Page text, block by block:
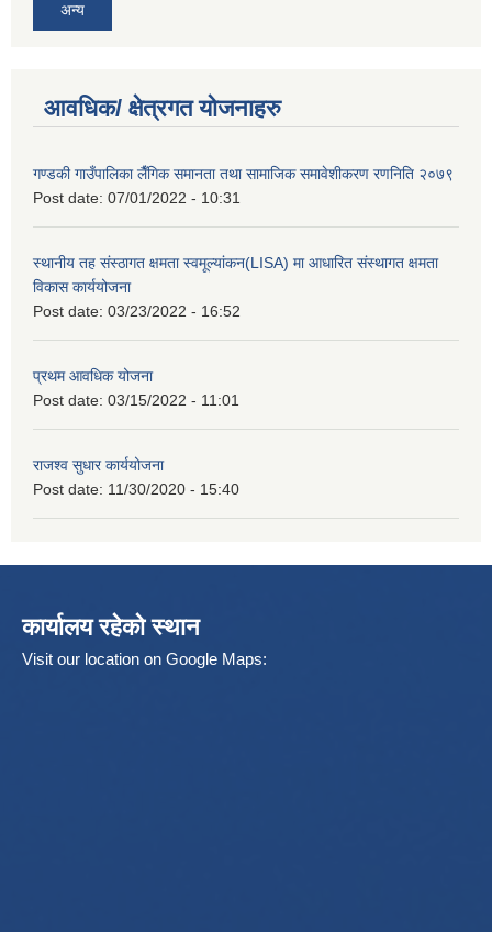
अन्य
आवधिक/ क्षेत्रगत योजनाहरु
गण्डकी गाउँपालिका लैँगिक समानता तथा सामाजिक समावेशीकरण रणनिति २०७९
Post date: 07/01/2022 - 10:31
स्थानीय तह संस्ठागत क्षमता स्वमूल्यांकन(LISA) मा आधारित संस्थागत क्षमता
विकास कार्ययोजना
Post date: 03/23/2022 - 16:52
प्रथम आवधिक योजना
Post date: 03/15/2022 - 11:01
राजश्व सुधार कार्ययोजना
Post date: 11/30/2020 - 15:40
कार्यालय रहेको स्थान
Visit our location on Google Maps: